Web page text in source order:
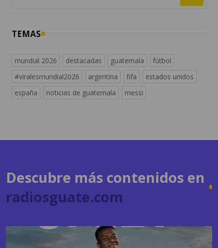
mundial 2026
españa
noticias de guatemala messi
radiosguate.com